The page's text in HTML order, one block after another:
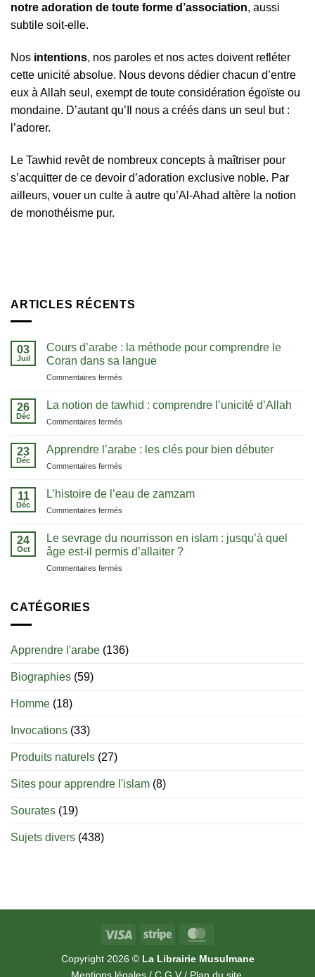
notre adoration de toute forme d’association, aussi
subtile soit-elle.
Nos intentions, nos paroles et nos actes doivent refléter
cette unicité absolue. Nous devons dédier chacun d’entre
eux à Allah seul, exempt de toute considération égoïste ou
mondaine. D’autant qu’Il nous a créés dans un seul but :
l’adorer.
Le Tawhid revêt de nombreux concepts à maîtriser pour
s’acquitter de ce devoir d’adoration exclusive noble. Par
ailleurs, vouer un culte à autre qu’Al-Ahad altère la notion
de monothéisme pur.
ARTICLES RÉCENTS
03
Juil
Cours d’arabe : la méthode pour comprendre le
Coran dans sa langue
Commentaires fermés
d’arabe
pour
dans
26
Déc
La notion de tawhid : comprendre l’unicité d’Allah
Commentaires fermés
notion
comprendre
23
Déc
Apprendre l’arabe : les clés pour bien débuter
Commentaires fermés
l’arabe
pour
bien
11
Déc
L’histoire de l’eau de zamzam
Commentaires fermés
l’eau
de
24
Oct
Le sevrage du nourrisson en islam : jusqu’à quel
âge est-il permis d’allaiter ?
Commentaires fermés
:
CATÉGORIES
Apprendre l'arabe (136)
Biographies (59)
Homme (18)
Invocations (33)
Produits naturels (27)
Sites pour apprendre l'islam (8)
Sourates (19)
Sujets divers (438)
Visa Stripe
Copyright 2026 © La Librairie Musulmane